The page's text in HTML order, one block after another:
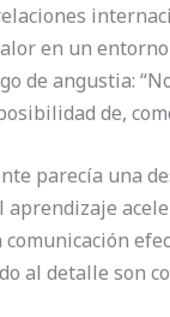
en un entorno
de angustia:
de,
parecía una
aprendizaje
comunicación
al detalle son